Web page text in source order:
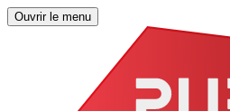
Ouvrir le menu